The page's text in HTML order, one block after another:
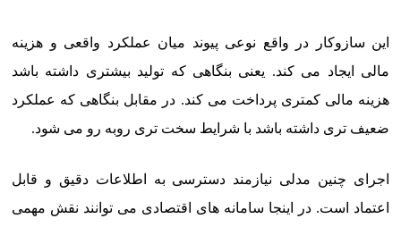
این سازوکار در واقع نوعی پیوند میان عملکرد واقعی و هزینه
مالی ایجاد می کند. یعنی بنگاهی که تولید بیشتری داشته باشد
هزینه مالی کمتری پرداخت می کند. در مقابل بنگاهی که عملکرد
ضعیف تری داشته باشد با شرایط سخت تری روبه رو می شود.
اجرای چنین مدلی نیازمند دسترسی به اطلاعات دقیق و قابل
اعتماد است. در اینجا سامانه های اقتصادی می توانند نقش مهمی